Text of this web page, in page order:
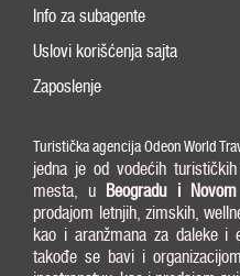
Info za subagente
Uslovi korišćenja sajta
Zaposlenje
Turistička agencija Odeon World
jedna je od vodećih
mesta, u Beogradu i
prodajom letnjih, zimskih,
kao i aranžmana za daleke i
takođe se bavi i